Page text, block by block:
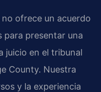
ofrece un acuerdo
para presentar una
juicio en el tribunal
County. Nuestra
y la experiencia